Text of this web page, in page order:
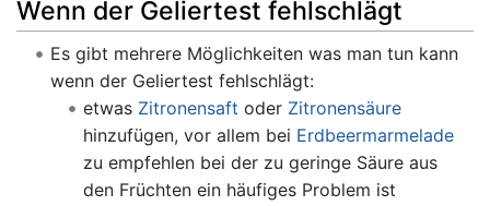
Wenn der Geliertest fehlschlägt
Es gibt mehrere Möglichkeiten was man tun kann
wenn der Geliertest fehlschlägt:
etwas Zitronensaft oder Zitronensäure
hinzufügen, vor allem bei Erdbeermarmelade
zu empfehlen bei der zu geringe Säure aus
den Früchten ein häufiges Problem ist